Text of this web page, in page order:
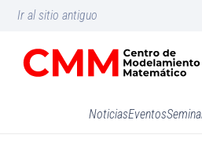
Ir al sitio antiguo
NoticiasEventos